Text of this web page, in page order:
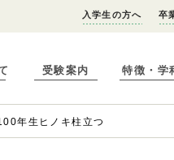
入学生の方へ 卒
受験案内 特徴・学
年生ヒノキ柱立つ